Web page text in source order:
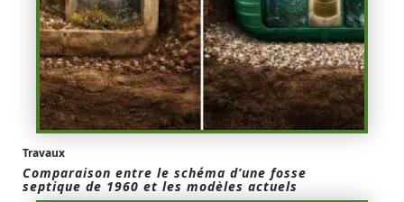
Travaux
Comparaison entre le schéma d’une fosse
septique de 1960 et les modèles actuels